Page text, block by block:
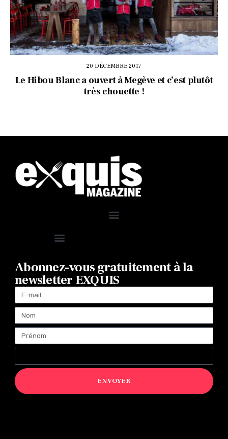
20 DÉCEMBRE 2017
Le Hibou Blanc a ouvert à Megève et c’est plutôt
très chouette !
Abonnez-vous gratuitement à la
newsletter EXQUIS
ENVOYER